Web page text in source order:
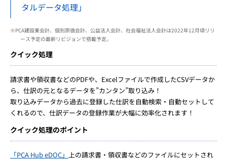
タルデータ処理」
※PCA建設業会計、個別原価会計、公益法人会計、社会福祉法人会計は2022年12月頃リリ
ース予定の最新リビジョンで搭載予定。
クイック処理
請求書や領収書などのPDFや、Excelファイルで作成したCSVデータか
ら、仕訳の元となるデータを”カンタン”取り込み！
取り込みデータから過去に登録した仕訳を自動検索・自動セットして
くれるので、仕訳データの登録作業が大幅に効率化されます！
クイック処理のポイント
「PCA Hub eDOC」 上の請求書・領収書などのファイルにセットされ